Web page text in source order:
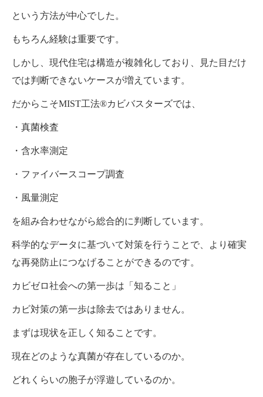
という方法が中心でした。
もちろん経験は重要です。
しかし、現代住宅は構造が複雑化しており、見た目だけ
では判断できないケースが増えています。
だからこそMIST工法®カビバスターズでは、
・真菌検査
・含水率測定
・ファイバースコープ調査
・風量測定
を組み合わせながら総合的に判断しています。
科学的なデータに基づいて対策を行うことで、より確実
な再発防止につなげることができるのです。
カビゼロ社会への第一歩は「知ること」
カビ対策の第一歩は除去ではありません。
まずは現状を正しく知ることです。
現在どのような真菌が存在しているのか。
どれくらいの胞子が浮遊しているのか。